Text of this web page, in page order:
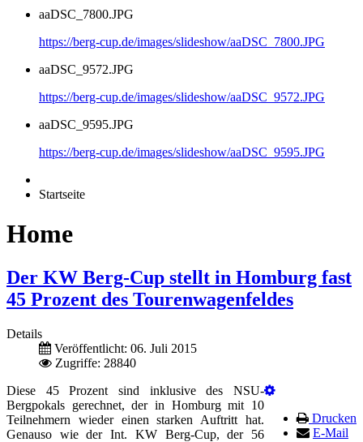
aaDSC_7800.JPG
https://berg-cup.de/images/slideshow/aaDSC_7800.JPG
aaDSC_9572.JPG
https://berg-cup.de/images/slideshow/aaDSC_9572.JPG
aaDSC_9595.JPG
https://berg-cup.de/images/slideshow/aaDSC_9595.JPG
Startseite
Home
Der KW Berg-Cup stellt in Homburg fast
45 Prozent des Tourenwagenfeldes
Details
Veröffentlicht: 06. Juli 2015
Zugriffe: 28840
Drucken
E-Mail
Diese 45 Prozent sind inklusive des NSU-
Bergpokals gerechnet, der in Homburg mit 10
Teilnehmern wieder einen starken Auftritt hat.
Genauso wie der Int. KW Berg-Cup, der 56